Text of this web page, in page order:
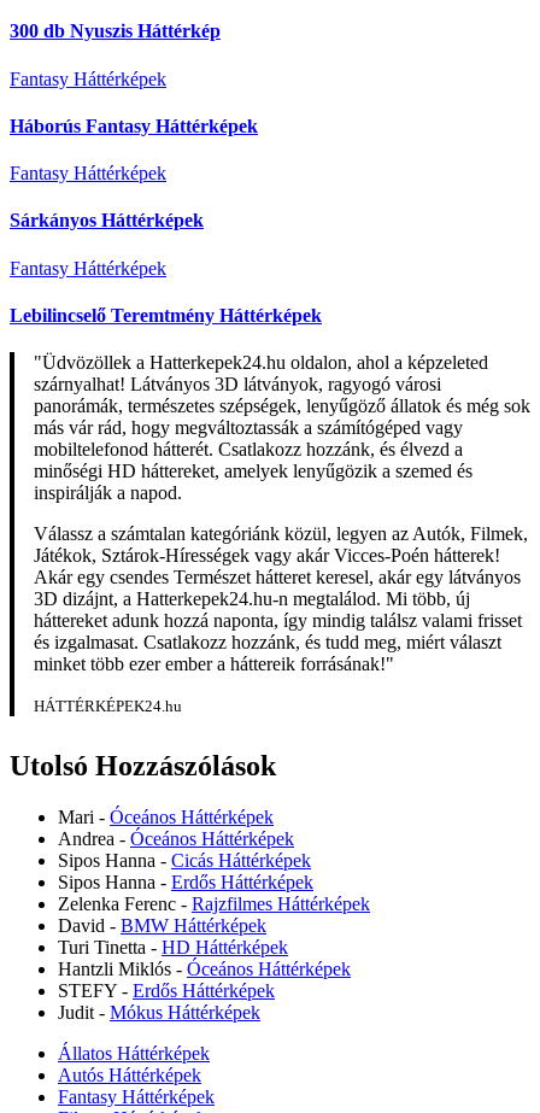
300 db Nyuszis Háttérkép
Fantasy Háttérképek
Háborús Fantasy Háttérképek
Fantasy Háttérképek
Sárkányos Háttérképek
Fantasy Háttérképek
Lebilincselő Teremtmény Háttérképek
"Üdvözöllek a Hatterkepek24.hu oldalon, ahol a képzeleted
szárnyalhat! Látványos 3D látványok, ragyogó városi
panorámák, természetes szépségek, lenyűgöző állatok és még sok
más vár rád, hogy megváltoztassák a számítógéped vagy
mobiltelefonod hátterét. Csatlakozz hozzánk, és élvezd a
minőségi HD háttereket, amelyek lenyűgözik a szemed és
inspirálják a napod.
Válassz a számtalan kategóriánk közül, legyen az Autók, Filmek,
Játékok, Sztárok-Hírességek vagy akár Vicces-Poén hátterek!
Akár egy csendes Természet hátteret keresel, akár egy látványos
3D dizájnt, a Hatterkepek24.hu-n megtalálod. Mi több, új
háttereket adunk hozzá naponta, így mindig találsz valami frisset
és izgalmasat. Csatlakozz hozzánk, és tudd meg, miért választ
minket több ezer ember a háttereik forrásának!"
HÁTTÉRKÉPEK24.hu
Utolsó Hozzászólások
Mari - Óceános Háttérképek
Andrea - Óceános Háttérképek
Sipos Hanna - Cicás Háttérképek
Sipos Hanna - Erdős Háttérképek
Zelenka Ferenc - Rajzfilmes Háttérképek
David - BMW Háttérképek
Turi Tinetta - HD Háttérképek
Hantzli Miklós - Óceános Háttérképek
STEFY - Erdős Háttérképek
Judit - Mókus Háttérképek
Állatos Háttérképek
Autós Háttérképek
Fantasy Háttérképek